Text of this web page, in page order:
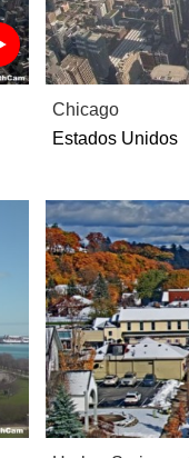
Chicago
Estados Unidos